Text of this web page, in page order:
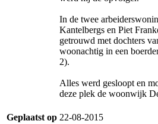
In de twee
Kantelbergs en Piet
getrouwd met dochters
woonachtig in een
2).
Alles werd gesloopt en
deze plek de woonwijk
Geplaatst op 22-08-2015